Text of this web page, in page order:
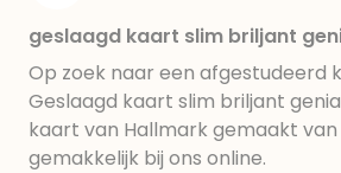
geslaagd kaart slim briljant
Op zoek naar een afgestudeerd
Geslaagd kaart slim briljant
kaart van Hallmark gemaakt
gemakkelijk bij ons online.